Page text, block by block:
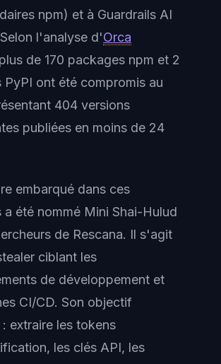
npm) et à Guardrails AI
l'analyse d'Orca
de 170 packages npm et 2
PyPI ont été compromis au
404 versions
publiées en moins de 24
embarqué dans ces
a été nommé Mini Shai-Hulud
de Rescana. Il s'agit
ciblant les
de développement et
CI/CD. Son objectif
extraire les tokens
les clés API, les